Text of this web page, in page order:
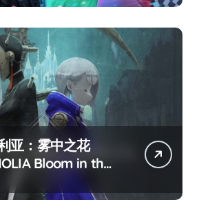
亚：雾中之花
Bloom in the